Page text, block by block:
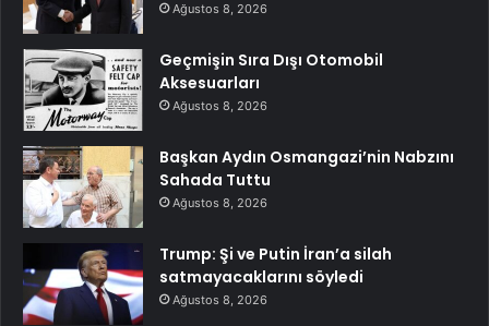
Ağustos 8, 2026
Geçmişin Sıra Dışı Otomobil
Aksesuarları
Ağustos 8, 2026
Başkan Aydın Osmangazi’nin Nabzını
Sahada Tuttu
Ağustos 8, 2026
Trump: Şi ve Putin İran’a silah
satmayacaklarını söyledi
Ağustos 8, 2026